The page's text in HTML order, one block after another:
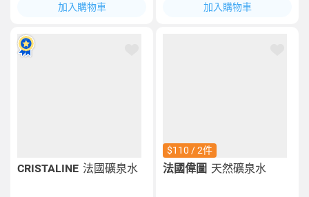
加入購物車 加入購物車
CRISTALINE 法國礦泉水
$110 / 2件
法國偉圖 天然礦泉水